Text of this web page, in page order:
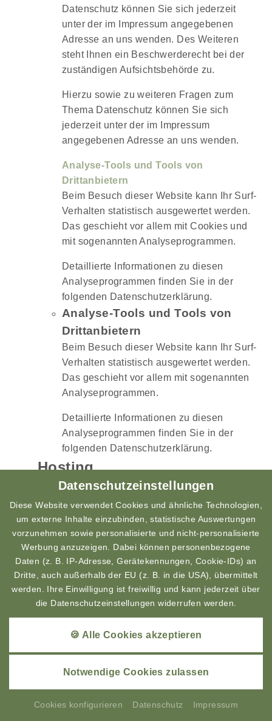
Datenschutzeinstellungen
Diese Website verwendet Cookies und ähnliche Technologien,
um externe Inhalte einzubinden, statistische Auswertungen
vorzunehmen sowie personalisierte und nicht-personalisierte
Werbung anzuzeigen. Dabei können personenbezogene
Daten (z. B. IP-Adresse, Gerätekennungen, Cookie-IDs) an
Dritte, auch außerhalb der EU (z. B. in die USA), übermittelt
werden. Ihre Einwilligung ist freiwillig und kann jederzeit über
die Datenschutzeinstellungen widerrufen werden.
🍪 Alle Cookies akzeptieren
Notwendige Cookies zulassen
Cookies konfigurieren Datenschutz Impressum
Datenschutz können Sie sich jederzeit
unter der im Impressum angegebenen
Adresse an uns wenden. Des Weiteren
steht Ihnen ein Beschwerderecht bei der
zuständigen Aufsichtsbehörde zu.
Hierzu sowie zu weiteren Fragen zum
Thema Datenschutz können Sie sich
jederzeit unter der im Impressum
angegebenen Adresse an uns wenden.
Analyse-Tools und Tools von
Drittanbietern
Beim Besuch dieser Website kann Ihr Surf-
Verhalten statistisch ausgewertet werden.
Das geschieht vor allem mit Cookies und
mit sogenannten Analyseprogrammen.
Detaillierte Informationen zu diesen
Analyseprogrammen finden Sie in der
folgenden Datenschutzerklärung.
Analyse-Tools und Tools von
Drittanbietern
Beim Besuch dieser Website kann Ihr Surf-
Verhalten statistisch ausgewertet werden.
Das geschieht vor allem mit sogenannten
Analyseprogrammen.
Detaillierte Informationen zu diesen
Analyseprogrammen finden Sie in der
folgenden Datenschutzerklärung.
Hosting
Externes Hosting
Diese Website wird extern gehostet. Die
personenbezogenen Daten, die auf dieser
Website erfasst werden, werden auf den
Servern des Hosters / der Hoster
gespeichert. Hierbei kann es sich v. a. um
IP-Adressen, Kontaktanfragen, Meta- und
Kommunikationsdaten, Vertragsdaten,
Kontaktdaten, Namen, Websitezugriffe und
generiert werden, handeln.
Das externe Hosting erfolgt zum Zwecke
(Art. 6 Abs. 1 lit. b DSGVO) und im